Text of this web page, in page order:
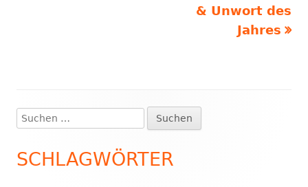
& Unwort des
Jahres
Haupt-
Seitenleiste
Suchen
nach:
SCHLAGWÖRTER